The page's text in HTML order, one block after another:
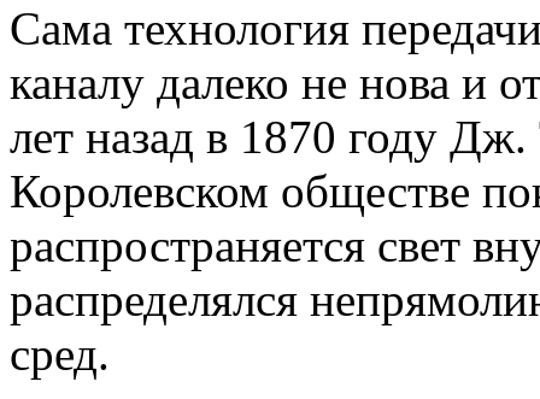
Сама технология
каналу далеко не нова и
лет назад в 1870 году
Королевском обществе
распространяется свет
распределялся
сред.